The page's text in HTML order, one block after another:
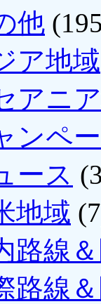
他
ア地域
アニ
ンペ
ース
地域
路線
路線